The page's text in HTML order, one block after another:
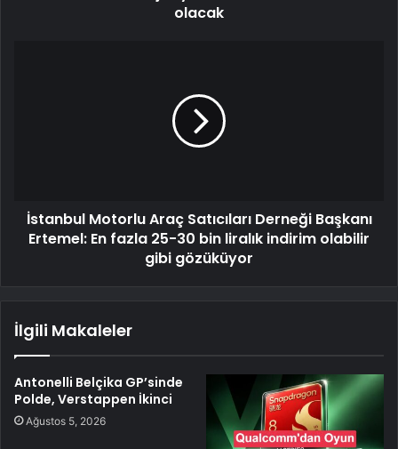
olacak
İstanbul Motorlu Araç Satıcıları Derneği Başkanı
Ertemel: En fazla 25-30 bin liralık indirim olabilir
gibi gözüküyor
İlgili Makaleler
Antonelli Belçika GP’sinde
Polde, Verstappen İkinci
Ağustos 5, 2026